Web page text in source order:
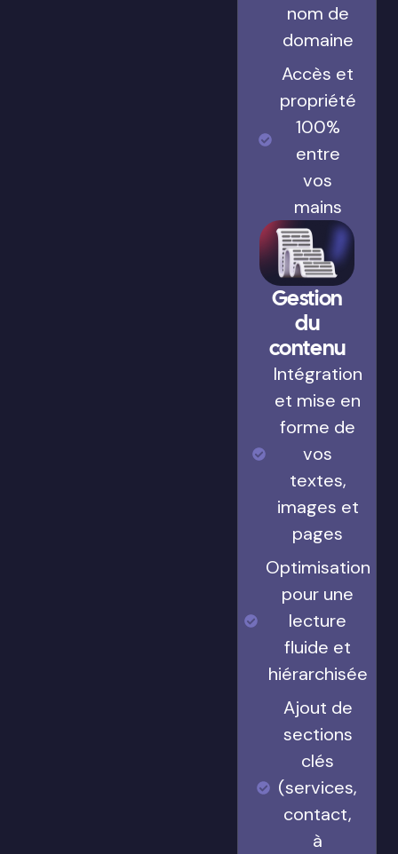
nom de
domaine
Accès et
propriété
100%
entre
vos
mains
Gestion
du
contenu
Intégration
et mise en
forme de
vos
textes,
images et
pages
Optimisation
pour une
lecture
fluide et
hiérarchisée
Ajout de
sections
clés
(services,
contact,
à